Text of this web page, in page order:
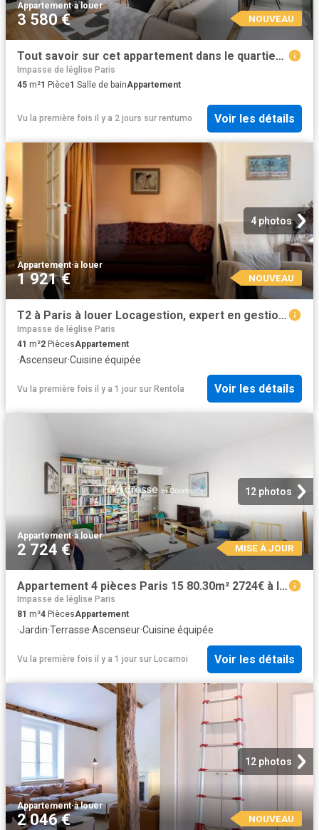
Appartement·à louer
3 580 € NOUVEAU
Tout savoir sur cet appartement dans le quartier Dupleix Motte Picquet, à Paris 15ème
Impasse de léglise Paris
45 m²1 Pièce1 Salle de bainAppartement
Vu la première fois il y a 2 jours sur rentumo Voir les détails
4 photos
Appartement·à louer
1 921 € NOUVEAU
T2 à Paris à louer Locagestion, expert en gestion locative
Impasse de léglise Paris
41 m²2 PiècesAppartement
·Ascenseur·Cuisine équipée
Vu la première fois il y a 1 jour sur Rentola Voir les détails
12 photos
Appartement·à louer
2 724 € MISE À JOUR
Appartement 4 pièces Paris 15 80.30m² 2724€ à louer
Impasse de léglise Paris
81 m²4 PiècesAppartement
·Jardin·Terrasse·Ascenseur·Cuisine équipée
Vu la première fois il y a 1 jour sur Locamoi Voir les détails
12 photos
Appartement·à louer
2 046 € NOUVEAU